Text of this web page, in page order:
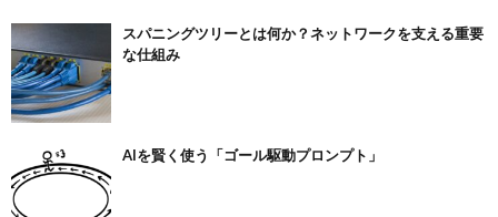
スパニングツリーとは何か？ネットワークを支える重要
な仕組み
AIを賢く使う「ゴール駆動プロンプト」